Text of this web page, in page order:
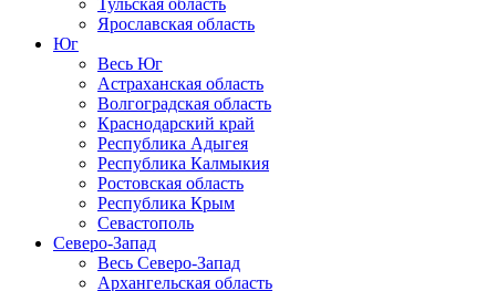
Тульская область
Ярославская область
Юг
Весь Юг
Астраханская область
Волгоградская область
Краснодарский край
Республика Адыгея
Республика Калмыкия
Ростовская область
Республика Крым
Севастополь
Северо-Запад
Весь Северо-Запад
Архангельская область